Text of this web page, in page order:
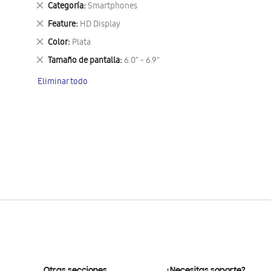
Categoría Smartphones
Eliminar
este
artículo
Feature HD Display
Eliminar
este
artículo
Color Plata
Eliminar
este
artículo
Tamaño de pantalla 6.0" - 6.9"
Eliminar
artículo
Eliminar todo